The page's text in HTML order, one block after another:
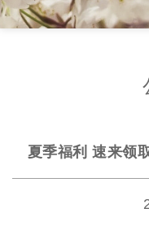
夏季福利 速来领